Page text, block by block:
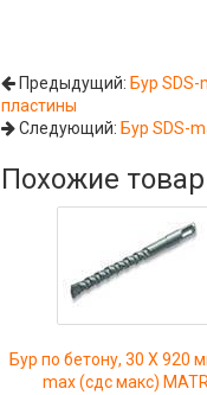
Предыдущий: Бур
пластины
Следующий: Бур SDS-
Похожие
Бур по бетону, 30 Х 920
max (сдс макс)